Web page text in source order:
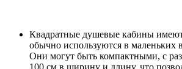
Квадратные душевые кабины
обычно используются в маленьких
Они могут быть компактными, с
100 см в ширину и длину, что